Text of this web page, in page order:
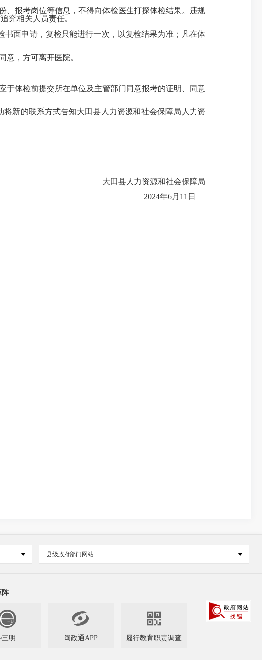
报考岗位等信息，不得向体检医生打探体检结果。违规
究相关人员责任。
面申请，复检只能进行一次，以复检结果为准；凡在体
，方可离开医院。
体检前提交所在单位及主管部门同意报考的证明、同意
新的联系方式告知大田县人力资源和社会保障局人力资
大田县人力资源和社会保障局
2024年6月11日
县级政府部门网站
阵
三明

闽政通APP

履行教育职责调查